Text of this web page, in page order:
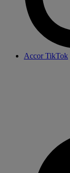
Accor TikTok